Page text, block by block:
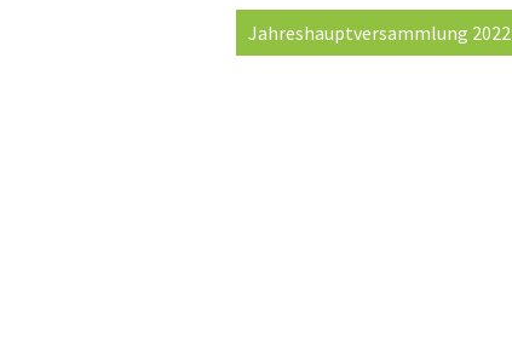
Jahreshauptversammlung 2022